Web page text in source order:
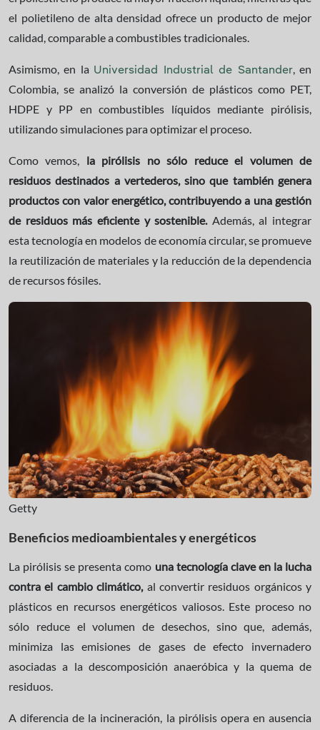
el polietileno de alta densidad ofrece un producto de mejor
calidad, comparable a combustibles tradicionales.
Asimismo, en la Universidad Industrial de Santander, en
Colombia, se analizó la conversión de plásticos como PET,
HDPE y PP en combustibles líquidos mediante pirólisis,
utilizando simulaciones para optimizar el proceso.
Como vemos,
la pirólisis no sólo reduce el volumen de
residuos destinados a vertederos, sino que también genera
productos con valor energético, contribuyendo a una gestión
de residuos más eficiente y sostenible. Además, al integrar
esta tecnología en modelos de economía circular, se promueve
la reutilización de materiales y la reducción de la dependencia
de recursos fósiles.
Getty
Beneficios medioambientales y energéticos
La pirólisis se presenta como una tecnología clave en la lucha
contra el cambio climático,al convertir residuos orgánicos y
plásticos en recursos energéticos valiosos. Este proceso no
sólo reduce el volumen de desechos, sino que, además,
minimiza las emisiones de gases de efecto invernadero
asociadas a la descomposición anaeróbica y la quema de
residuos.
A diferencia de la incineración, la pirólisis opera en ausencia